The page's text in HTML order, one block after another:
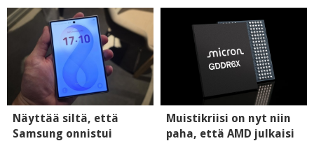
Näyttää siltä, että
Samsung onnistui
Muistikriisi on nyt niin
paha, että AMD julkaisi